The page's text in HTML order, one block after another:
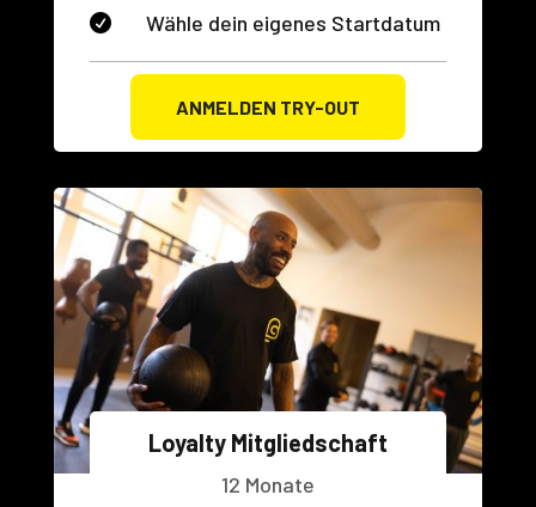
 Wähle dein eigenes Startdatum
ANMELDEN TRY-OUT
Loyalty Mitgliedschaft
12 Monate